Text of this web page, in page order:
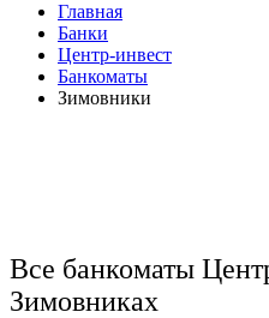
Главная
Банки
Центр-инвест
Банкоматы
Зимовники
Все банкоматы
Зимовниках